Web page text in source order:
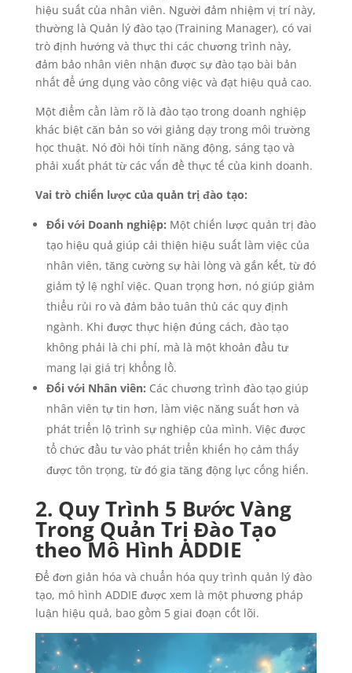
hiệu suất của nhân viên. Người đảm nhiệm vị trí này,
thường là Quản lý đào tạo (Training Manager), có vai
trò định hướng và thực thi các chương trình này,
đảm bảo nhân viên nhận được sự đào tạo bài bản
nhất để ứng dụng vào công việc và đạt hiệu quả cao.
Một điểm cần làm rõ là đào tạo trong doanh nghiệp
khác biệt căn bản so với giảng dạy trong môi trường
học thuật. Nó đòi hỏi tính năng động, sáng tạo và
phải xuất phát từ các vấn đề thực tế của kinh doanh.
Vai trò chiến lược của quản trị đào tạo:
Đối với Doanh nghiệp: Một chiến lược quản trị đào
tạo hiệu quả giúp cải thiện hiệu suất làm việc của
nhân viên, tăng cường sự hài lòng và gắn kết, từ đó
giảm tỷ lệ nghỉ việc. Quan trọng hơn, nó giúp giảm
thiểu rủi ro và đảm bảo tuân thủ các quy định
ngành. Khi được thực hiện đúng cách, đào tạo
không phải là chi phí, mà là một khoản đầu tư
mang lại giá trị khổng lồ.
Đối với Nhân viên: Các chương trình đào tạo giúp
nhân viên tự tin hơn, làm việc năng suất hơn và
phát triển lộ trình sự nghiệp của mình. Việc được
tổ chức đầu tư vào phát triển khiến họ cảm thấy
được tôn trọng, từ đó gia tăng động lực cống hiến.
2. Quy Trình 5 Bước Vàng
Trong Quản Trị Đào Tạo
theo Mô Hình ADDIE
Để đơn giản hóa và chuẩn hóa quy trình quản lý đào
tạo, mô hình ADDIE được xem là một phương pháp
luận hiệu quả, bao gồm 5 giai đoạn cốt lõi.